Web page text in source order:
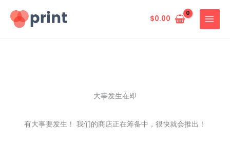
$0.00
大事发生在即
有大事要发生！ 我们的商店正在筹备中，很快就会推出！